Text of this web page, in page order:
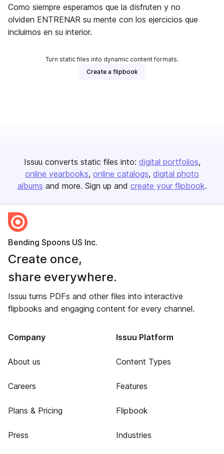
Como siempre esperamos que la disfruten y no
olviden ENTRENAR su mente con los ejercicios que
incluimos en su interior.
Turn static files into dynamic content formats.
Create a flipbook
Issuu converts static files into: digital portfolios
online yearbooks online catalogs digital photo
albums and more. Sign up and create your flipbook.
Bending Spoons US Inc.
Create once,
share everywhere.
Issuu turns PDFs and other files into interactive
flipbooks and engaging content for every channel.
Company
About us
Careers
Plans & Pricing
Press
Issuu Platform
Content Types
Features
Flipbook
Industries